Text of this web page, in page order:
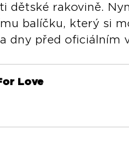
dětské rakovině.
balíčku, který si
dny před oficiálním
Love